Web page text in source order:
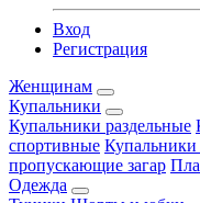
Вход
Регистрация
Женщинам
Купальники
Купальники раздельные
спортивные Купальники
пропускающие загар
Одежда